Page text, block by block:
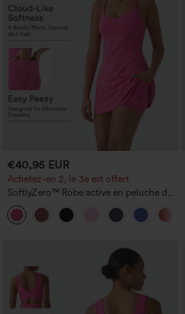
€40,95 EUR
Achetez-en 2, le 3e est offert
SoftlyZero™ Robe active en peluche dos
nu — Édition Hyper Facile